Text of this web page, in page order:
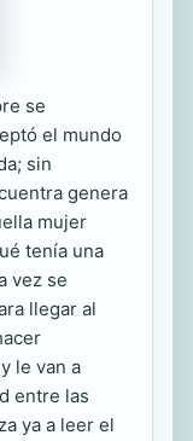
se
el mundo
sin
genera
mujer
tenía una
vez se
llegar al
le van a
entre las
ya a leer el